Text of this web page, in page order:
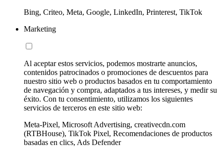
Bing, Criteo, Meta, Google, LinkedIn, Printerest, TikTok
Marketing
Al aceptar estos servicios, podemos mostrarte anuncios,
contenidos patrocinados o promociones de descuentos para
nuestro sitio web o productos basados en tu comportamiento
de navegación y compra, adaptados a tus intereses, y medir su
éxito. Con tu consentimiento, utilizamos los siguientes
servicios de terceros en este sitio web:
Meta-Pixel, Microsoft Advertising, creativecdn.com
(RTBHouse), TikTok Pixel, Recomendaciones de productos
basadas en clics, Ads Defender